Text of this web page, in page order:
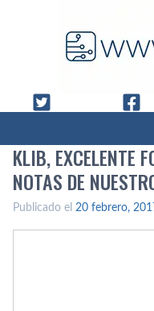
KLIB, EXCELENTE
NOTAS DE
Publicado el 20 febrero,